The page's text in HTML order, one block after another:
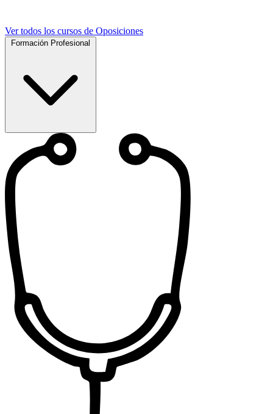
Ver todos los cursos de Oposiciones
Formación Profesional